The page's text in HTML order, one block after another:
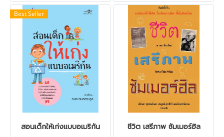
Best Seller
สอนเด็กให้เก่งแบบอเมริกัน ชีวิต เสรีภาพ ซัมเมอร์ฮิล